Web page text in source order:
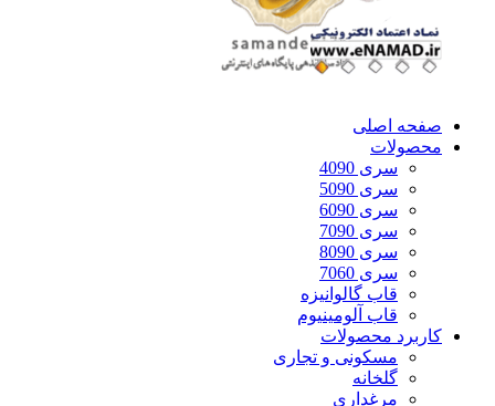
صفحه اصلی
محصولات
سری 4090
سری 5090
سری 6090
سری 7090
سری 8090
سری 7060
قاب گالوانیزه
قاب آلومینیوم
کاربرد محصولات
مسکونی و تجاری
گلخانه
مرغداری